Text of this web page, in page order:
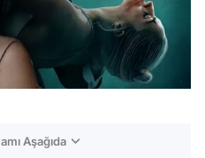
Aşağıda